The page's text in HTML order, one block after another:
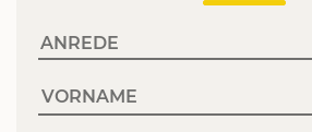
VORNAME